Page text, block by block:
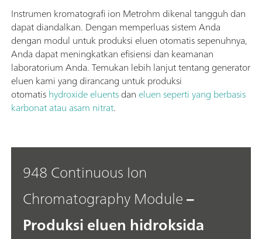
Instrumen kromatografi ion Metrohm dikenal tangguh dan
dapat diandalkan. Dengan memperluas sistem Anda
dengan modul untuk produksi eluen otomatis sepenuhnya,
Anda dapat meningkatkan efisiensi dan keamanan
laboratorium Anda. Temukan lebih lanjut tentang generator
eluen kami yang dirancang untuk produksi
otomatishydroxide eluentsdan eluen seperti yang berbasis
karbonat atau asam nitrat.
948 Continuous Ion
Chromatography Module–
Produksi eluen hidroksida